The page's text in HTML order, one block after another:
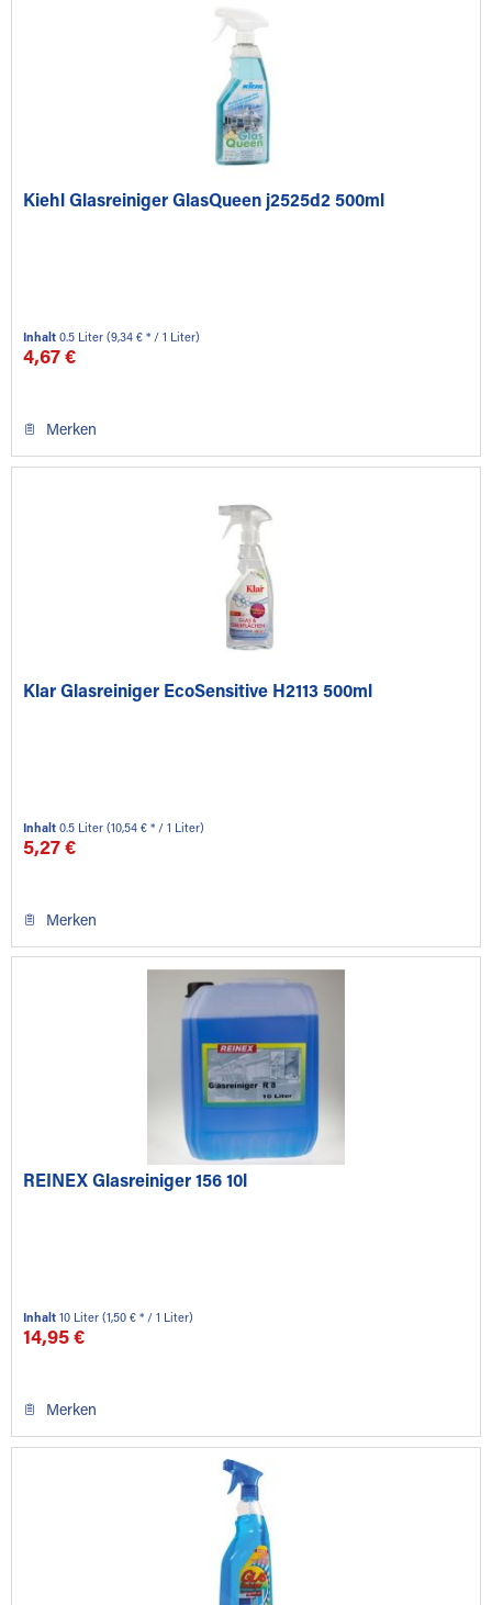
Kiehl Glasreiniger GlasQueen j2525d2 500ml
Inhalt0.5 Liter(9,34 € * / 1 Liter)
4,67 €
Merken
Klar Glasreiniger EcoSensitive H2113 500ml
Inhalt0.5 Liter(10,54 € * / 1 Liter)
5,27 €
Merken
REINEX Glasreiniger 156 10l
Inhalt 10 Liter(1,50 € * / 1 Liter)
14,95 €
Merken